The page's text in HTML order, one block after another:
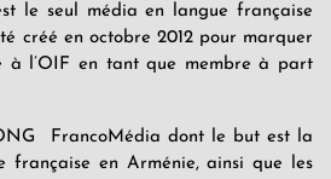
le seul média en langue française
créé en octobre 2012 pour marquer
à l’OIF en tant que membre à part
FrancoMédia dont le but est la
française en Arménie, ainsi que les